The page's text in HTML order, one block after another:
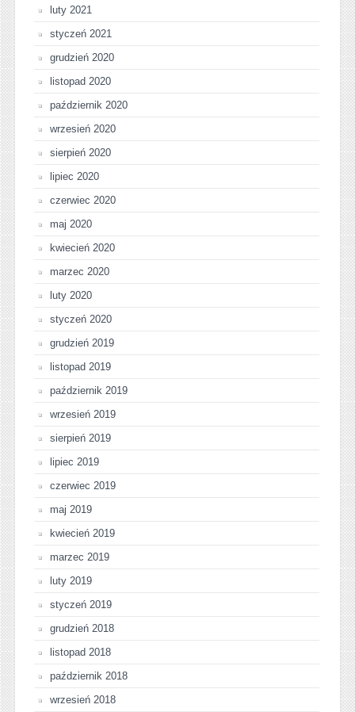
luty 2021
styczeń 2021
grudzień 2020
listopad 2020
październik 2020
wrzesień 2020
sierpień 2020
lipiec 2020
czerwiec 2020
maj 2020
kwiecień 2020
marzec 2020
luty 2020
styczeń 2020
grudzień 2019
listopad 2019
październik 2019
wrzesień 2019
sierpień 2019
lipiec 2019
czerwiec 2019
maj 2019
kwiecień 2019
marzec 2019
luty 2019
styczeń 2019
grudzień 2018
listopad 2018
październik 2018
wrzesień 2018